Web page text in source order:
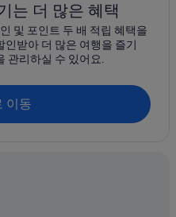
는 더 많은 혜택
및 포인트 두 배 적립 혜택을
받아 더 많은 여행을 즐기
관리하실 수 있어요.
이동